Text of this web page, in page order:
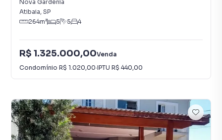
Nova Gardênia
Atibaia, SP
264m² 5 5 4
R$ 1.325.000,00Venda
Condomínio R$ 1.020,00·IPTU R$ 440,00